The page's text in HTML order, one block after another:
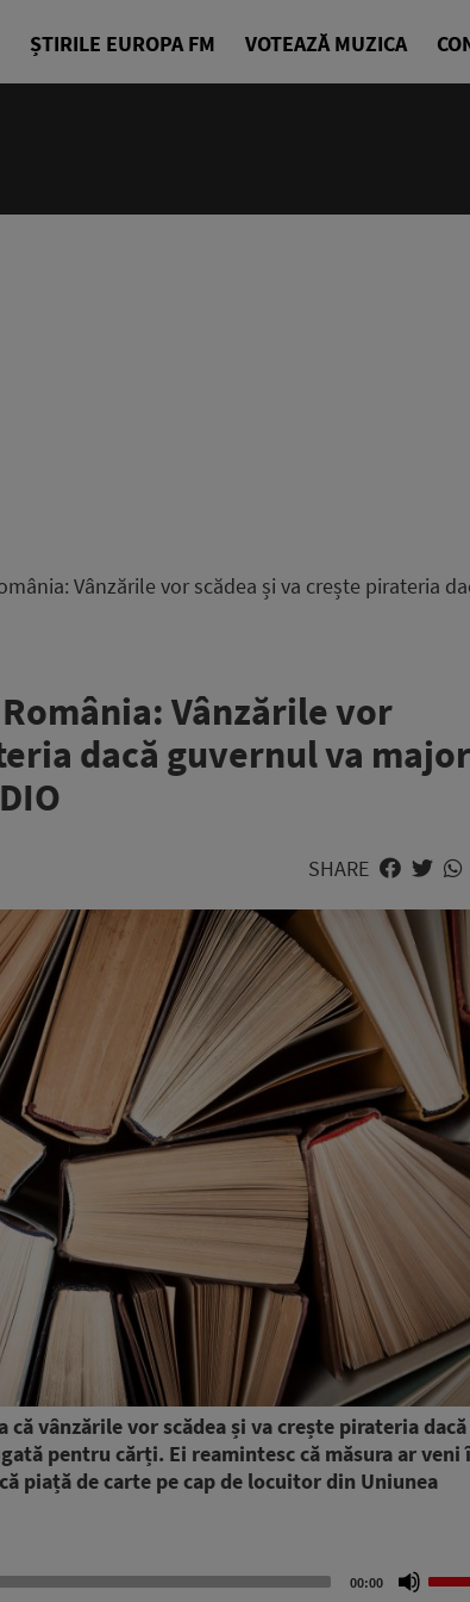
ȘTIRILE EUROPA FM VOTEAZĂ MUZICA
Vânzările vor scădea și va crește pirateria
Vânzările vor
dacă guvernul va
SHARE
vânzările vor scădea și va crește pirateria dacă
pentru cărți. Ei reamintesc că măsura ar veni
piață de carte pe cap de locuitor din Uniunea
00:00
Up/